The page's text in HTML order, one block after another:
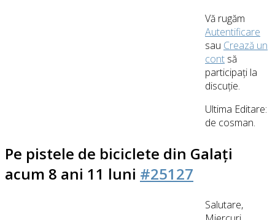
Vă rugăm
Autentificare
sau Crează un
cont să
participaţi la
discuţie.
Ultima Editare:
de cosman.
Pe pistele de biciclete din Galați
acum 8 ani 11 luni #25127
Salutare,